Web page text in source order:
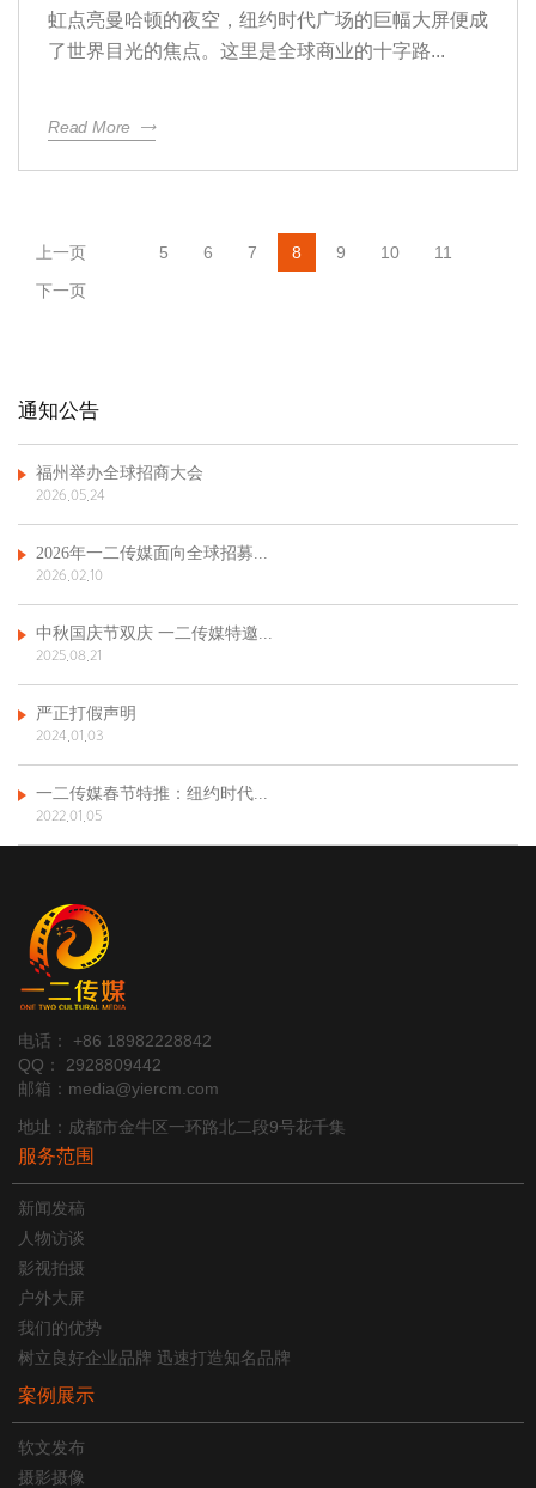
虹点亮曼哈顿的夜空，纽约时代广场的巨幅大屏便成
了世界目光的焦点。这里是全球商业的十字路...
Read More
上一页 5 6 7 8 9 10
11
下一页
通知公告
福州举办全球招商大会
2026.05.24
2026年一二传媒面向全球招募...
2026.02.10
中秋国庆节双庆 一二传媒特邀...
2025.08.21
严正打假声明
2024.01.03
一二传媒春节特推：纽约时代...
2022.01.05
电话： +86 18982228842
QQ： 2928809442
邮箱：media@yiercm.com
地址：成都市金牛区一环路北二段9号花千集
服务范围
新闻发稿
人物访谈
影视拍摄
户外大屏
我们的优势
树立良好企业品牌 迅速打造知名品牌
案例展示
软文发布
摄影摄像